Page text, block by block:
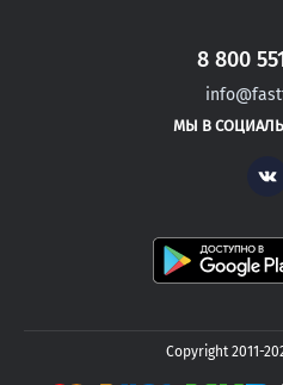
САНКТ-
8 800
МЫ В
Vk
Copyright 2011-